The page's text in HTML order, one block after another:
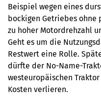
Beispiel wegen eines
bockigen Getriebes ohne
zu hoher Motordrehzahl
Geht es um die
Restwert eine Rolle.
dürfte der No-Name-
westeuropäischen
Kosten verlieren.